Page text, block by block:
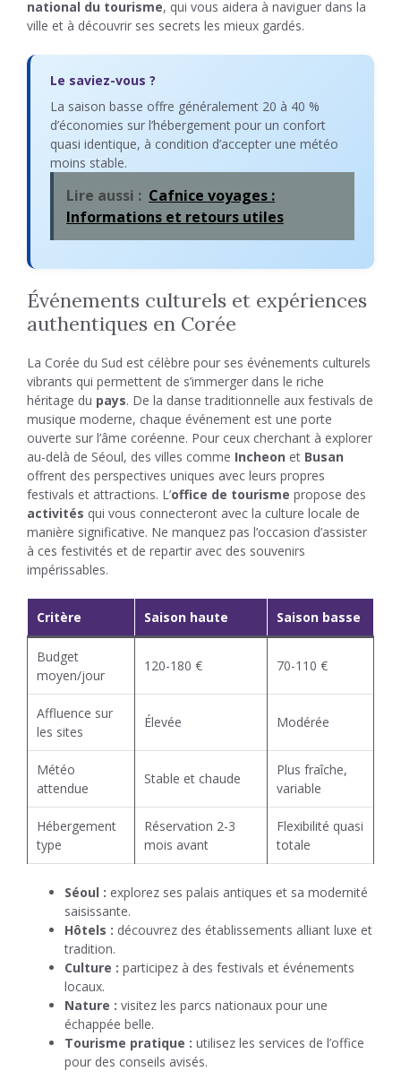
national du tourisme, qui vous aidera à naviguer dans la
ville et à découvrir ses secrets les mieux gardés.
Le saviez-vous ?
La saison basse offre généralement 20 à 40 %
d’économies sur l’hébergement pour un confort
quasi identique, à condition d’accepter une météo
moins stable.
Lire aussi : Cafnice voyages :
Informations et retours utiles
Événements culturels et expériences
authentiques en Corée
La Corée du Sud est célèbre pour ses événements culturels
vibrants qui permettent de s’immerger dans le riche
héritage du pays. De la danse traditionnelle aux festivals de
musique moderne, chaque événement est une porte
ouverte sur l’âme coréenne. Pour ceux cherchant à explorer
au-delà de Séoul, des villes comme Incheon et Busan
offrent des perspectives uniques avec leurs propres
festivals et attractions. L’office de tourisme propose des
activités qui vous connecteront avec la culture locale de
manière significative. Ne manquez pas l’occasion d’assister
à ces festivités et de repartir avec des souvenirs
impérissables.
Critère Saison haute Saison basse
Budget
moyen/jour
120-180 € 70-110 €
Affluence sur
les sites
Élevée Modérée
Météo
attendue
Stable et chaude
Plus fraîche,
variable
Hébergement
type
Réservation 2-3
mois avant
Flexibilité quasi
totale
Séoul : explorez ses palais antiques et sa modernité
saisissante.
Hôtels : découvrez des établissements alliant luxe et
tradition.
Culture : participez à des festivals et événements
locaux.
Nature : visitez les parcs nationaux pour une
échappée belle.
Tourisme pratique : utilisez les services de l’office
pour des conseils avisés.